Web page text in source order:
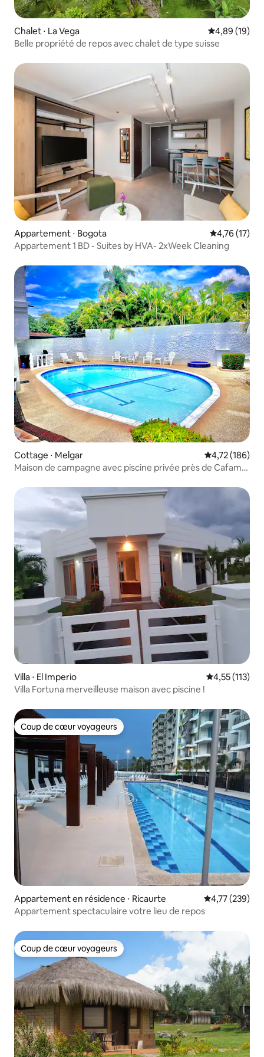
Chalet ⋅ La Vega Évaluation
4,89 (19)
Belle propriété de repos avec chalet de type suisse
Appartement ⋅ Bogota Évaluation
4,76 (17)
Appartement 1 BD - Suites by HVA- 2xWeek Cleaning
Cottage ⋅ Melgar Évaluation
4,72 (186)
Maison de campagne avec piscine privée près de Cafam
Villa ⋅ El Imperio Évaluation
4,55 (113)
Villa Fortuna merveilleuse maison avec piscine !
Coup de cœur voyageurs
Coup de cœur voyageurs
Appartement en résidence ⋅ Ricaurte Évaluation
4,77 (239)
Appartement spectaculaire votre lieu de repos
Coup de cœur voyageurs
Coup de cœur voyageurs